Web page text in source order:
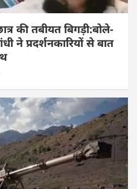
की तबीयत बिगड़ी:बोले-
ने प्रदर्शनकारियों से बात